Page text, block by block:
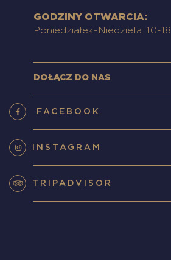
GODZINY OTWARCIA:
Poniedziałek-Niedziela: 10-18
DOŁĄCZ DO NAS
FACEBOOK
INSTAGRAM
TRIPADVISOR